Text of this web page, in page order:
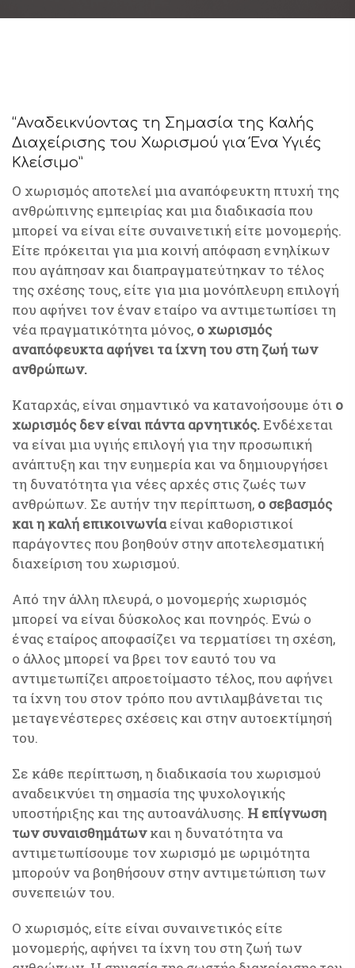
“Αναδεικνύοντας τη Σημασία της Καλής
Διαχείρισης του Χωρισμού για Ένα Υγιές
Κλείσιμο”
Ο χωρισμός αποτελεί μια αναπόφευκτη πτυχή της
ανθρώπινης εμπειρίας και μια διαδικασία που
μπορεί να είναι είτε συναινετική είτε μονομερής.
Είτε πρόκειται για μια κοινή απόφαση ενηλίκων
που αγάπησαν και διαπραγματεύτηκαν το τέλος
της σχέσης τους, είτε για μια μονόπλευρη επιλογή
που αφήνει τον έναν εταίρο να αντιμετωπίσει τη
νέα πραγματικότητα μόνος, ο χωρισμός
αναπόφευκτα αφήνει τα ίχνη του στη ζωή των
ανθρώπων.
Καταρχάς, είναι σημαντικό να κατανοήσουμε ότι ο
χωρισμός δεν είναι πάντα αρνητικός.Ενδέχεται
να είναι μια υγιής επιλογή για την προσωπική
ανάπτυξη και την ευημερία και να δημιουργήσει
τη δυνατότητα για νέες αρχές στις ζωές των
ανθρώπων. Σε αυτήν την περίπτωση, ο σεβασμός
και η καλή επικοινωνίαείναι καθοριστικοί
παράγοντες που βοηθούν στην αποτελεσματική
διαχείριση του χωρισμού.
Από την άλλη πλευρά, ο μονομερής χωρισμός
μπορεί να είναι δύσκολος και πονηρός. Ενώ ο
ένας εταίρος αποφασίζει να τερματίσει τη σχέση,
ο άλλος μπορεί να βρει τον εαυτό του να
αντιμετωπίζει απροετοίμαστο τέλος, που αφήνει
τα ίχνη του στον τρόπο που αντιλαμβάνεται τις
μεταγενέστερες σχέσεις και στην αυτοεκτίμησή
του.
Σε κάθε περίπτωση, η διαδικασία του χωρισμού
αναδεικνύει τη σημασία της ψυχολογικής
υποστήριξης και της αυτοανάλυσης. Η επίγνωση
των συναισθημάτωνκαι η δυνατότητα να
αντιμετωπίσουμε τον χωρισμό με ωριμότητα
μπορούν να βοηθήσουν στην αντιμετώπιση των
συνεπειών του.
Ο χωρισμός, είτε είναι συναινετικός είτε
μονομερής, αφήνει τα ίχνη του στη ζωή των